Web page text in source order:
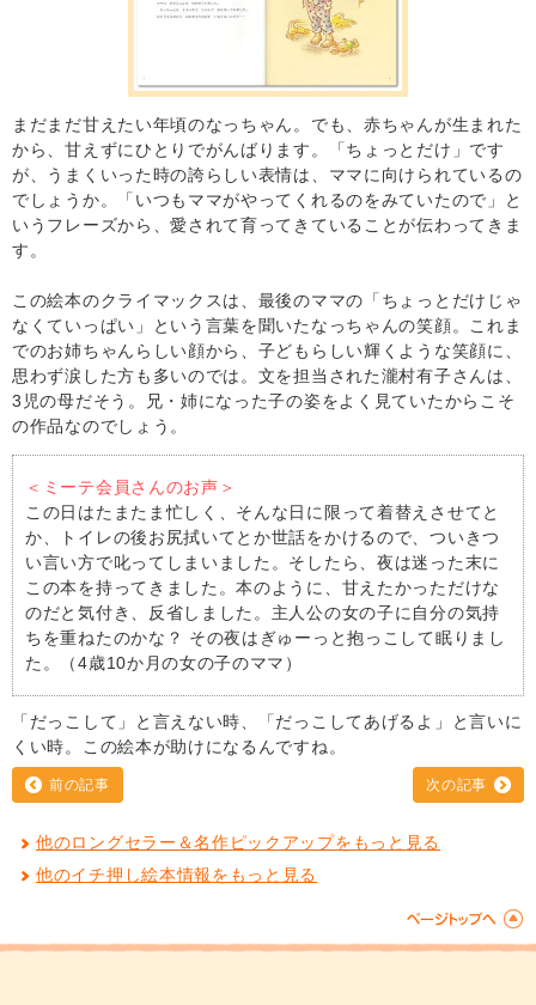
まだまだ甘えたい年頃のなっちゃん。でも、赤ちゃんが生まれた
から、甘えずにひとりでがんばります。「ちょっとだけ」です
が、うまくいった時の誇らしい表情は、ママに向けられているの
でしょうか。「いつもママがやってくれるのをみていたので」と
いうフレーズから、愛されて育ってきていることが伝わってきま
す。
この絵本のクライマックスは、最後のママの「ちょっとだけじゃ
なくていっぱい」という言葉を聞いたなっちゃんの笑顔。これま
でのお姉ちゃんらしい顔から、子どもらしい輝くような笑顔に、
思わず涙した方も多いのでは。文を担当された瀧村有子さんは、
3児の母だそう。兄・姉になった子の姿をよく見ていたからこそ
の作品なのでしょう。
＜ミーテ会員さんのお声＞
この日はたまたま忙しく、そんな日に限って着替えさせてと
か、トイレの後お尻拭いてとか世話をかけるので、ついきつ
い言い方で叱ってしまいました。そしたら、夜は迷った末に
この本を持ってきました。本のように、甘えたかっただけな
のだと気付き、反省しました。主人公の女の子に自分の気持
ちを重ねたのかな？ その夜はぎゅーっと抱っこして眠りまし
た。（4歳10か月の女の子のママ）
「だっこして」と言えない時、「だっこしてあげるよ」と言いに
くい時。この絵本が助けになるんですね。
前の記事 次の記事
他のロングセラー＆名作ピックアップをもっと見る
他のイチ押し絵本情報をもっと見る